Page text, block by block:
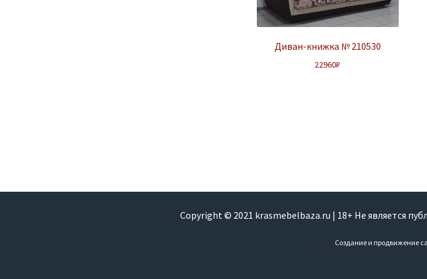
Диван-книжка № 210530
22960₽
Copyright © 2021 krasmebelbaza.ru | 18+ Не является
Создание и продвижение